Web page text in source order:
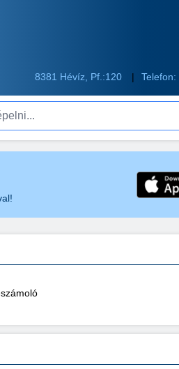
8381 Hévíz, Pf.:120
Telefon: